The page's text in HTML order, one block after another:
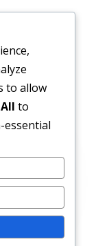
to allow
to
essential